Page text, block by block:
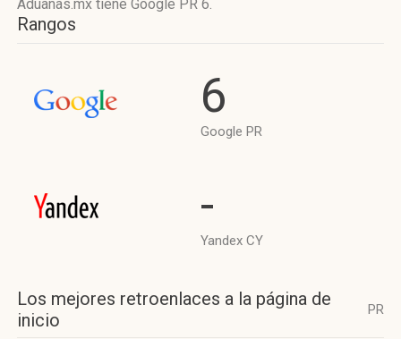
Aduanas.mx tiene Google PR 6.
Rangos
6
Google PR
-
Yandex CY
Los mejores retroenlaces a la página de
inicio
PR